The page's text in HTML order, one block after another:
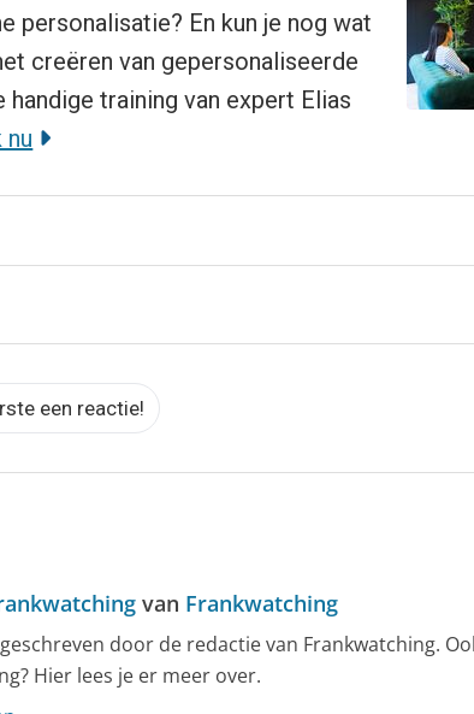
personalisatie? En kun je nog wat
creëren van gepersonaliseerde
handige training van expert Elias
nu
een reactie!
van Frankwatching
door de redactie van Frankwatching.
Hier lees je er meer over.